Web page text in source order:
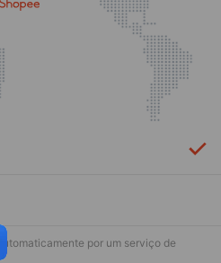
errado. Faça loginpor um serviço de